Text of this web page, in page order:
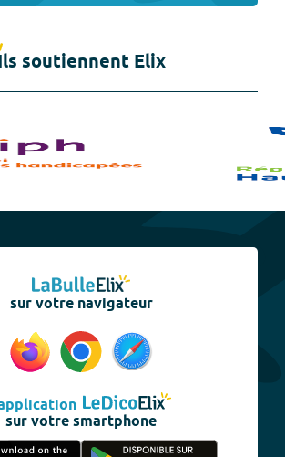
soutiennent Elix
sur votre navigateur
sur votre smartphone